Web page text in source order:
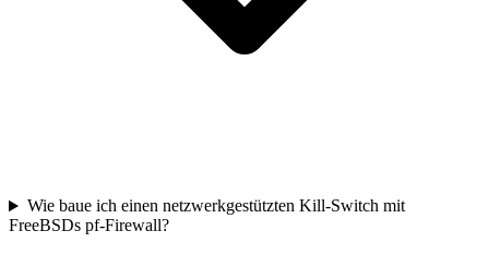
Wie baue ich einen netzwerkgestützten Kill-Switch mit
FreeBSDs pf-Firewall?